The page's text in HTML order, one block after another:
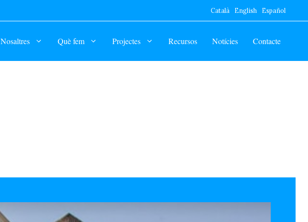
Català English Español
Nosaltres Què fem Projectes Recursos Notícies Contacte